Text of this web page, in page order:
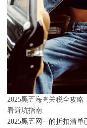
2025黑五海淘关税全攻
看避坑指南
2025黑五网一的折扣清